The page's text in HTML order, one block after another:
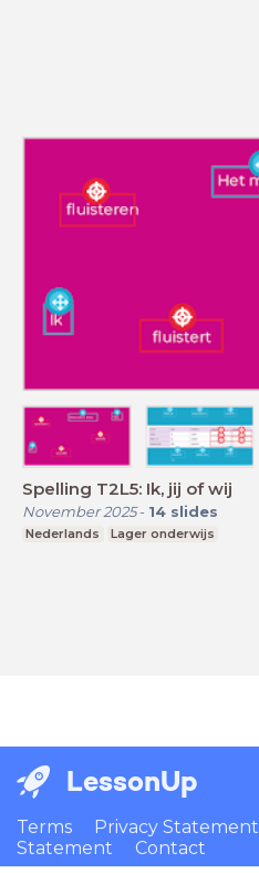
Spelling T2L5: Ik, jij of wij
November 2025- 14 slides
Nederlands Lager onderwijs
LessonUp
Terms Privacy Statement
Statement
Contact